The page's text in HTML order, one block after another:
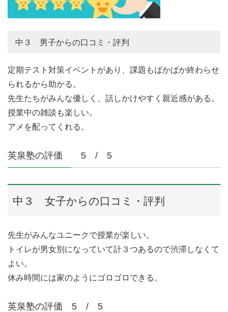
中３ 男子からの口コミ・評判
定期テスト対策イベントがあり、課題もばかばか終わらせ
られるから助かる。
先生たちがみんな優しく、話しかけやすく親近感がある。
授業中の雑談も楽しい。
アメを配ってくれる。
英泉塾の評価 5 / 5
中３ 女子からの口コミ・評判
先生がみんなユニークで授業が楽しい。
トイレが男女別になっていて計３つあるので渋滞しなくて
よい。
休み時間には家のようにゴロゴロできる。
英泉塾の評価 5 / 5